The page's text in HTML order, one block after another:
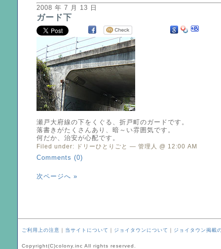
2008 年 7 月 13 日
ガード下
瀬戸大府線の下をくぐる、折戸町のガードです。
落書きがたくさんあり、暗～い雰囲気です。
何だか、治安が心配です。
Filed under:
ドリーひとりごと — 管理人 @ 12:00 AM
Comments (0)
次ページへ »
ご利用上の注意 ｜ 当サイトについて ｜ ジョイタウンについて ｜ ジョイタウン掲載
Copyright(C)colony.inc All rights reserved.